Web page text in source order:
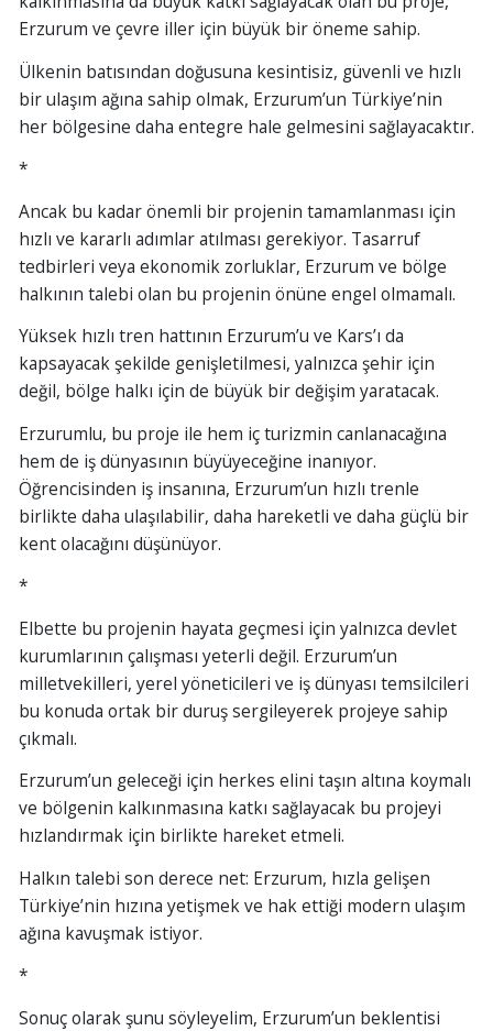
Erzurum ve çevre iller için büyük bir öneme sahip.
Ülkenin batısından doğusuna kesintisiz, güvenli ve hızlı
bir ulaşım ağına sahip olmak, Erzurum’un Türkiye’nin
her bölgesine daha entegre hale gelmesini sağlayacaktır.
*
Ancak bu kadar önemli bir projenin tamamlanması için
hızlı ve kararlı adımlar atılması gerekiyor. Tasarruf
tedbirleri veya ekonomik zorluklar, Erzurum ve bölge
halkının talebi olan bu projenin önüne engel olmamalı.
Yüksek hızlı tren hattının Erzurum’u ve Kars’ı da
kapsayacak şekilde genişletilmesi, yalnızca şehir için
değil, bölge halkı için de büyük bir değişim yaratacak.
Erzurumlu, bu proje ile hem iç turizmin canlanacağına
hem de iş dünyasının büyüyeceğine inanıyor.
Öğrencisinden iş insanına, Erzurum’un hızlı trenle
birlikte daha ulaşılabilir, daha hareketli ve daha güçlü bir
kent olacağını düşünüyor.
*
Elbette bu projenin hayata geçmesi için yalnızca devlet
kurumlarının çalışması yeterli değil. Erzurum’un
milletvekilleri, yerel yöneticileri ve iş dünyası temsilcileri
bu konuda ortak bir duruş sergileyerek projeye sahip
çıkmalı.
Erzurum’un geleceği için herkes elini taşın altına koymalı
ve bölgenin kalkınmasına katkı sağlayacak bu projeyi
hızlandırmak için birlikte hareket etmeli.
Halkın talebi son derece net: Erzurum, hızla gelişen
Türkiye’nin hızına yetişmek ve hak ettiği modern ulaşım
ağına kavuşmak istiyor.
*
Sonuç olarak şunu söyleyelim, Erzurum’un beklentisi